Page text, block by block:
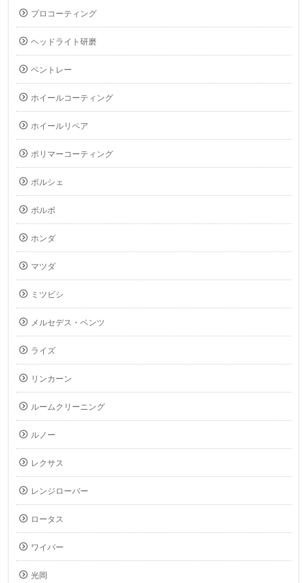
プロコーティング
ヘッドライト研磨
ベントレー
ホイールコーティング
ホイールリペア
ポリマーコーティング
ポルシェ
ボルボ
ホンダ
マツダ
ミツビシ
メルセデス・ベンツ
ライズ
リンカーン
ルームクリーニング
ルノー
レクサス
レンジローバー
ロータス
ワイパー
光岡